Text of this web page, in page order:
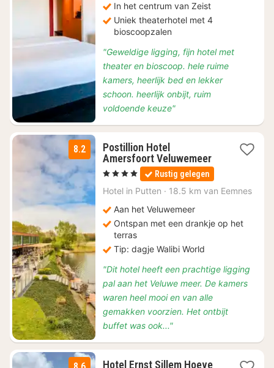
In het centrum van Zeist
Uniek theaterhotel met 4
bioscoopzalen
"Geweldige ligging, fijn hotel met
theater en bioscoop. hele ruime
kamers, heerlijk bed en lekker
schoon. heerlijk onbijt, ruim
voldoende keuze"
8.2
Postillion Hotel
Amersfoort Veluwemeer2
nachten
vanaf
€
, 4 Sterren Rustig gelegen
Hotel in Putten · 18.5 km van Eemnes
Aan het Veluwemeer
Ontspan met een drankje op het
terras
Tip: dagje Walibi World
"Dit hotel heeft een prachtige ligging
pal aan het Veluwe meer. De kamers
waren heel mooi en van alle
gemakken voorzien. Het ontbijt
buffet was ook..."
Hotel Ernst Sillem Hoeve1